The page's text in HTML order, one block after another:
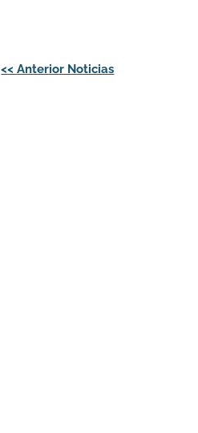
Navegación
<<Anterior Noticias